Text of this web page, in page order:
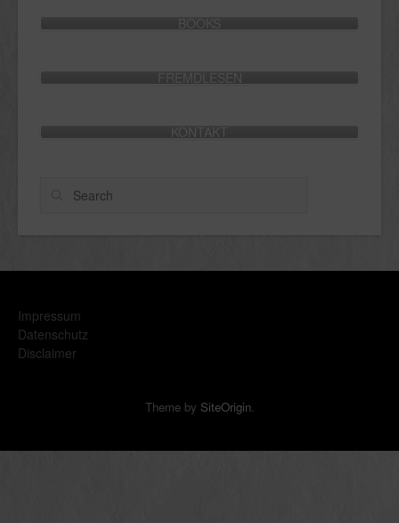
BOOKS
FREMDLESEN
KONTAKT
Search
Impressum
Datenschutz
Disclaimer
Theme by SiteOrigin.